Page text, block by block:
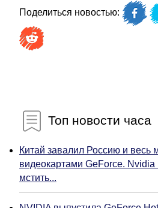
Поделиться новостью:
Топ новости часа
Китай завалил Россию и весь
видеокартами GeForce. Nvidia
мстить...